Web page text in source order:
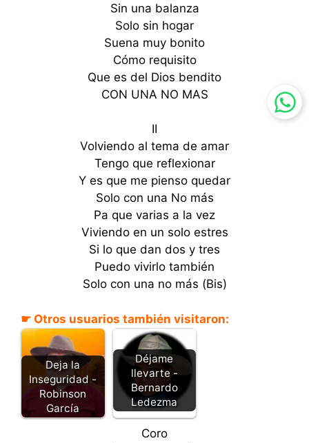
Sin una balanza
Solo sin hogar
Suena muy bonito
Cómo requisito
Que es del Dios bendito
CON UNA NO MAS
II
Volviendo al tema de amar
Tengo que reflexionar
Y es que me pienso quedar
Solo con una No más
Pa que varias a la vez
Viviendo en un solo estres
Si lo que dan dos y tres
Puedo vivirlo también
Solo con una no más (Bis)
☛ Otros usuarios también visitaron:
Deja la
Inseguridad -
Robinson
García
Déjame
llevarte -
Bernardo
Ledezma
Coro